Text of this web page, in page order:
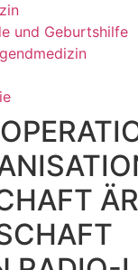
und Geburtshilfe